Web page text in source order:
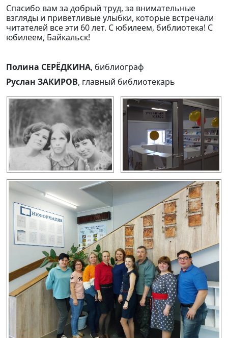
Спасибо вам за добрый труд, за внимательные
взгляды и приветливые улыбки, которые встречали
читателей все эти 60 лет. С юбилеем, библиотека! С
юбилеем, Байкальск!
Полина СЕРЁДКИНА, библиограф
Руслан ЗАКИРОВ, главный библиотекарь